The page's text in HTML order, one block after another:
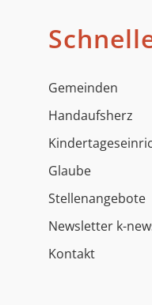
Gemeinden
Handaufsherz
Glaube
Stellenangebote
Newsletter k-
Kontakt